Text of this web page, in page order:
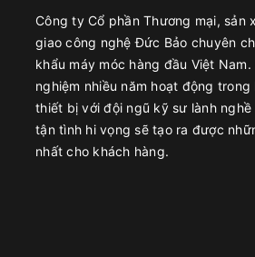
cấp khác nhau để chọn được mức
cấp cung cấp thông tin chi tiết về sản
của khách hàng đã từng sử dụng
thể thay đổi tùy thuộc vào nhà sản
người có kinh nghiệm trước khi quyết
Công ty Cổ phần Thương mại, sản
giao công nghệ Đức Bảo chuyên
khẩu máy móc hàng đầu Việt
nghiệm nhiều năm hoạt động
thiết bị với đội ngũ kỹ sư lành
tận tình hi vọng sẽ tạo ra được
nhất cho khách hàng.